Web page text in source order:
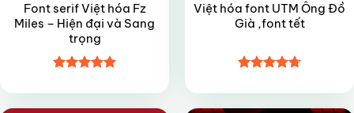
Font serif Việt hóa Fz
Miles – Hiện đại và Sang
trọng
hạng4.95
sao
Việt hóa font UTM Ông Đồ
Già ,font tết
hạng4.75
sao